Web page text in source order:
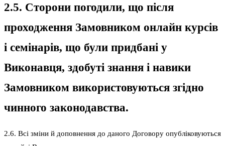
2.5. Сторони погодили, що після
проходження Замовником онлайн курсів
і семінарів, що були придбані у
Виконавця, здобуті знання і навики
Замовником використовуються згідно
чинного законодавства.
2.6. Всі зміни й доповнення до даного Договору опубліковуються